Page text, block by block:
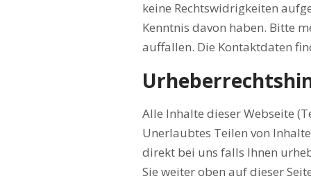
keine Rechtswidrigkeiten
Kenntnis davon haben. Bitte
auffallen. Die Kontaktdaten
Alle Inhalte dieser Webseite
Unerlaubtes Teilen von
direkt bei uns falls Ihnen
Sie weiter oben auf dieser